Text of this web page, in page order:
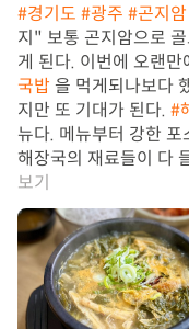
#경기도 #광주 #곤지암
지" 보통 곤지암으로
게 된다. 이번에 오랜
국밥 을 먹게되나보다
지만 또 기대가 된다. #
뉴다. 메뉴부터 강한
해장국의 재료들이 다
보기